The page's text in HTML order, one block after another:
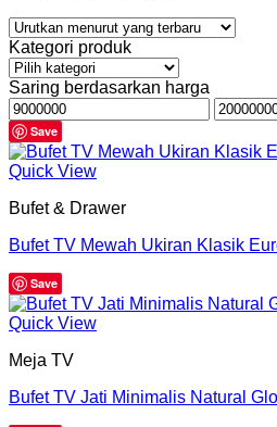
Kategori produk
Saring berdasarkan harga
Harga
terendah
Harga
tertinggi
Save
Quick View
Bufet & Drawer
Bufet TV Mewah Ukiran Klasik
Save
Quick View
Meja TV
Bufet TV Jati Minimalis Natural